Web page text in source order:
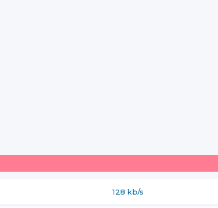
128 kb/s